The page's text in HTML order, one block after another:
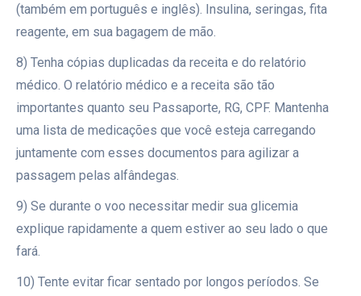
(também em português e inglês). Insulina, seringas, fita
reagente, em sua bagagem de mão.
8) Tenha cópias duplicadas da receita e do relatório
médico. O relatório médico e a receita são tão
importantes quanto seu Passaporte, RG, CPF. Mantenha
uma lista de medicações que você esteja carregando
juntamente com esses documentos para agilizar a
passagem pelas alfândegas.
9) Se durante o voo necessitar medir sua glicemia
explique rapidamente a quem estiver ao seu lado o que
fará.
10) Tente evitar ficar sentado por longos períodos. Se